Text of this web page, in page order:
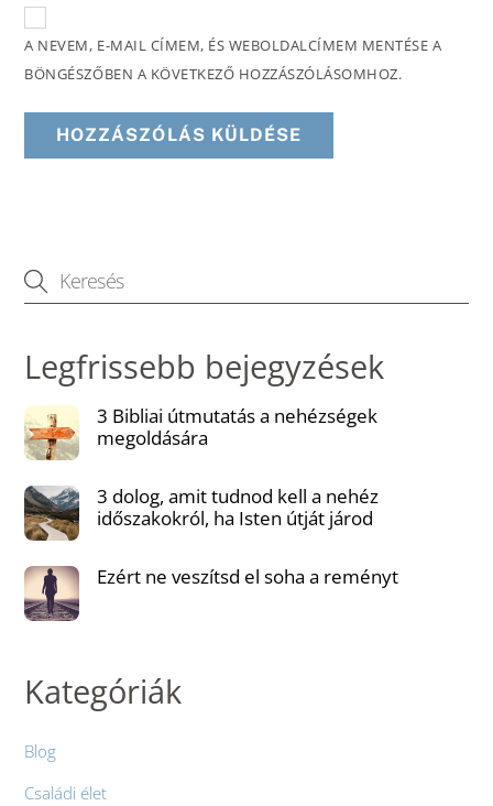
A NEVEM, E-MAIL CÍMEM, ÉS WEBOLDALCÍMEM MENTÉSE A
BÖNGÉSZŐBEN A KÖVETKEZŐ HOZZÁSZÓLÁSOMHOZ.
Legfrissebb bejegyzések
3 Bibliai útmutatás a nehézségek
megoldására
3 dolog, amit tudnod kell a nehéz
időszakokról, ha Isten útját járod
Ezért ne veszítsd el soha a reményt
Kategóriák
Blog
Családi élet